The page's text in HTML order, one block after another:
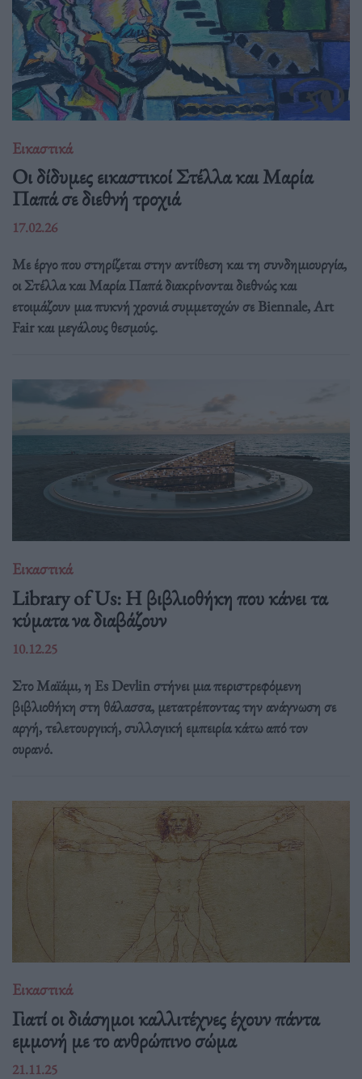
Εικαστικά
Οι δίδυμες εικαστικοί Στέλλα και Μαρία
Παπά σε διεθνή τροχιά
17.02.26
Με έργο που στηρίζεται στην αντίθεση και τη συνδημιουργία,
οι Στέλλα και Μαρία Παπά διακρίνονται διεθνώς και
ετοιμάζουν μια πυκνή χρονιά συμμετοχών σε Biennale, Art
Fair και μεγάλους θεσμούς.
Εικαστικά
Library of Us: Η βιβλιοθήκη που κάνει τα
κύματα να διαβάζουν
10.12.25
Στο Μαϊάμι, η Es Devlin στήνει μια περιστρεφόμενη
βιβλιοθήκη στη θάλασσα, μετατρέποντας την ανάγνωση σε
αργή, τελετουργική, συλλογική εμπειρία κάτω από τον
ουρανό.
Εικαστικά
Γιατί οι διάσημοι καλλιτέχνες έχουν πάντα
εμμονή με το ανθρώπινο σώμα
21.11.25